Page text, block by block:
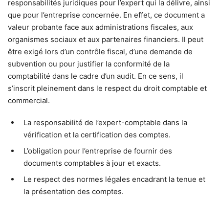
responsabilités juridiques pour l’expert qui la délivre, ainsi
que pour l’entreprise concernée. En effet, ce document a
valeur probante face aux administrations fiscales, aux
organismes sociaux et aux partenaires financiers. Il peut
être exigé lors d’un contrôle fiscal, d’une demande de
subvention ou pour justifier la conformité de la
comptabilité dans le cadre d’un audit. En ce sens, il
s’inscrit pleinement dans le respect du droit comptable et
commercial.
La responsabilité de l’expert-comptable dans la
vérification et la certification des comptes.
L’obligation pour l’entreprise de fournir des
documents comptables à jour et exacts.
Le respect des normes légales encadrant la tenue et
la présentation des comptes.